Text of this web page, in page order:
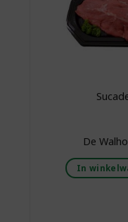
De
In